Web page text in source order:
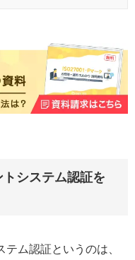
システム認証を
ム認証というのは、